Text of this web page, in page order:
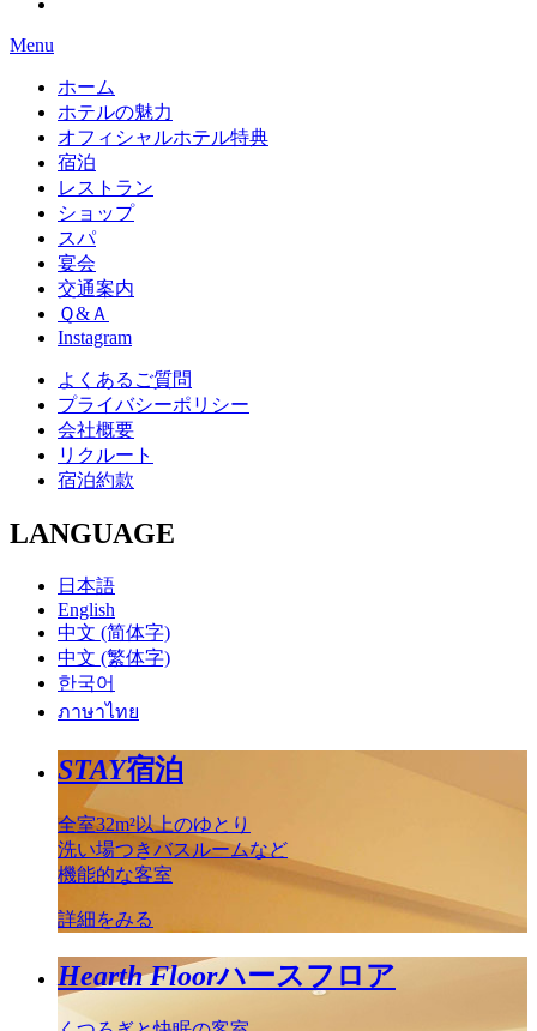
Menu
ホーム
ホテルの魅力
オフィシャルホテル特典
宿泊
レストラン
ショップ
スパ
宴会
交通案内
Ｑ&Ａ
Instagram
よくあるご質問
プライバシーポリシー
会社概要
リクルート
宿泊約款
LANGUAGE
日本語
English
中文 (简体字)
中文 (繁体字)
한국어
ภาษาไทย
STAY宿泊
全室32m²以上のゆとり
洗い場つきバスルームなど
機能的な客室
詳細をみる
Hearth Floorハースフロア